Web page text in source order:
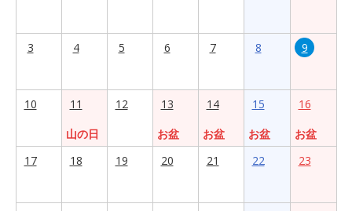
3 4 5 6 7 8 9
10
11
山の日
12
13
お盆
14
お盆
15
お盆
16
お盆
17
18 19 20 21 22 23